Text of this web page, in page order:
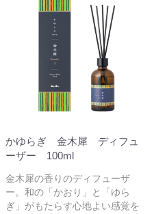
かゆらぎ 金木犀 ディフュ
ーザー 100ml
金木犀の香りのディフューザ
ー。和の「かおり」と「ゆら
ぎ」がもたらす心地よい感覚を